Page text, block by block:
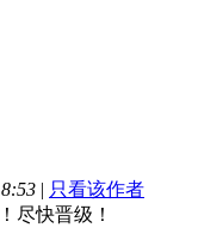
| 只看该作者
尽快晋级！